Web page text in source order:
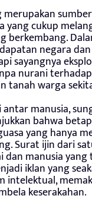
yang cukup
berkembang.
negara
sayangnya
nurani
tanah warga
manusia,
bahwa
yang hanya
Surat ijin dari
dan manusia yang
iklan yang
intelektual,
keserakahan.